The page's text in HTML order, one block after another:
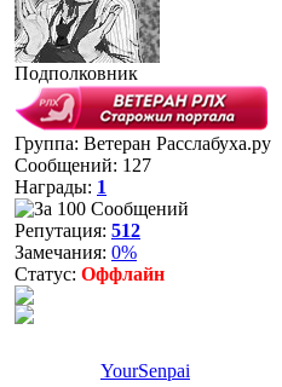
Подполковник
Группа: Ветеран Расслабуха.ру
Сообщений: 127
Награды: 1
Репутация: 512
Замечания: 0%
Статус: Оффлайн
YourSenpai